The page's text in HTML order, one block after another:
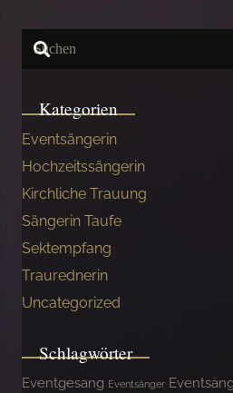
Kategorien
Eventsängerin
Hochzeitssängerin
Kirchliche Trauung
Sängerin Taufe
Sektempfang
Traurednerin
Uncategorized
Schlagwörter
Eventgesang Eventsänger